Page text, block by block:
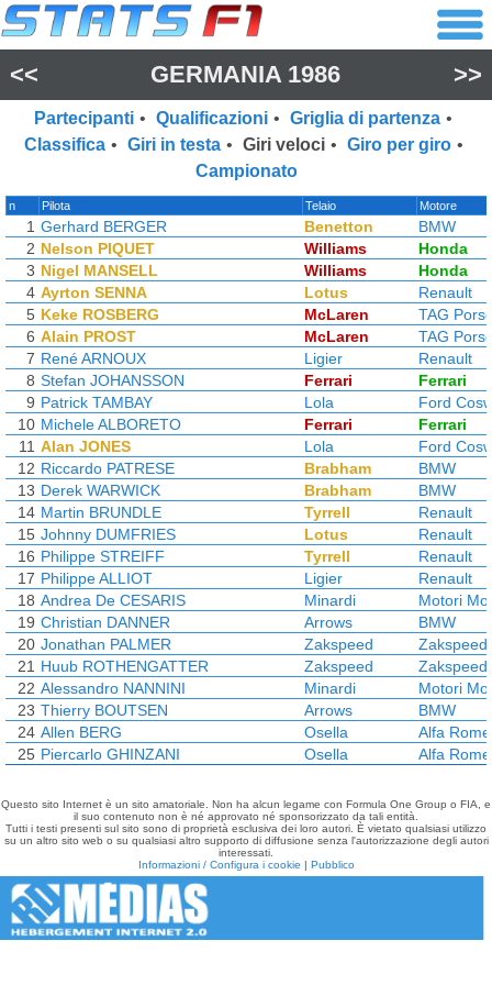
<< GERMANIA 1986 >>
Partecipanti • Qualificazioni • Griglia di partenza •
Classifica • Giri in testa • Giri veloci • Giro per giro •
Campionato
n Pilota Telaio Motore
1 Gerhard BERGER Benetton
BMW
2 Nelson PIQUET Williams
Honda
3 Nigel MANSELL Williams
Honda
4 Ayrton SENNA Lotus
Renault
5 Keke ROSBERG McLaren
TAG
6 Alain PROST McLaren
TAG
7 René ARNOUX Ligier
Renault
8 Stefan JOHANSSON Ferrari
Ferrari
9 Patrick TAMBAY Lola
Ford
10 Michele ALBORETO Ferrari
Ferrari
11 Alan JONES Lola
Ford
12 Riccardo PATRESE Brabham
BMW
13 Derek WARWICK Brabham
BMW
14 Martin BRUNDLE Tyrrell
Renault
15 Johnny DUMFRIES Lotus
Renault
16 Philippe STREIFF Tyrrell
Renault
17 Philippe ALLIOT Ligier
Renault
18 Andrea De CESARIS Minardi
Motori
19 Christian DANNER Arrows
BMW
20 Jonathan PALMER Zakspeed
Zakspeed
21 Huub ROTHENGATTER Zakspeed
Zakspeed
22 Alessandro NANNINI Minardi
Motori
23 Thierry BOUTSEN Arrows
BMW
24 Allen BERG Osella
Alfa
25 Piercarlo GHINZANI Osella Alfa
Questo sito Internet è un sito amatoriale. Non ha alcun legame con Formula One Group o FIA, e
il suo contenuto non è né approvato né sponsorizzato da tali entità.
Tutti i testi presenti sul sito sono di proprietà esclusiva dei loro autori. È vietato qualsiasi utilizzo
su un altro sito web o su qualsiasi altro supporto di diffusione senza l'autorizzazione degli autori
interessati.
Informazioni / Configura i cookie | Pubblico